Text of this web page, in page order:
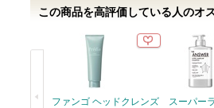
この商品を高評価している人のオ
ファンゴ ヘッドクレンズ
スーパー